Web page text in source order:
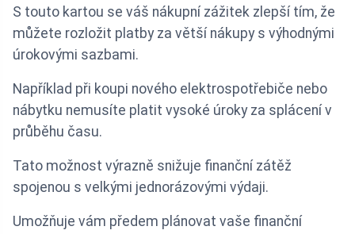
S touto kartou se váš nákupní zážitek zlepší tím, že
můžete rozložit platby za větší nákupy s výhodnými
úrokovými sazbami.
Například při koupi nového elektrospotřebiče nebo
nábytku nemusíte platit vysoké úroky za splácení v
průběhu času.
Tato možnost výrazně snižuje finanční zátěž
spojenou s velkými jednorázovými výdaji.
Umožňuje vám předem plánovat vaše finanční